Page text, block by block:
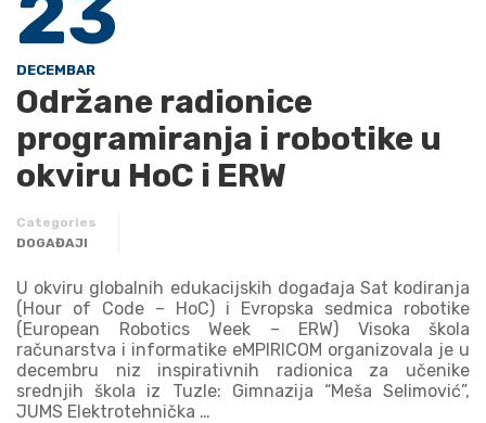
DECEMBAR
Održane radionice
programiranja i robotike u
okviru HoC i ERW
Categories
DOGAĐAJI
U okviru globalnih edukacijskih događaja Sat kodiranja
(Hour of Code – HoC) i Evropska sedmica robotike
(European Robotics Week – ERW) Visoka škola
računarstva i informatike eMPIRICOM organizovala je u
decembru niz inspirativnih radionica za učenike
srednjih škola iz Tuzle: Gimnazija “Meša Selimović”,
JUMS Elektrotehnička …